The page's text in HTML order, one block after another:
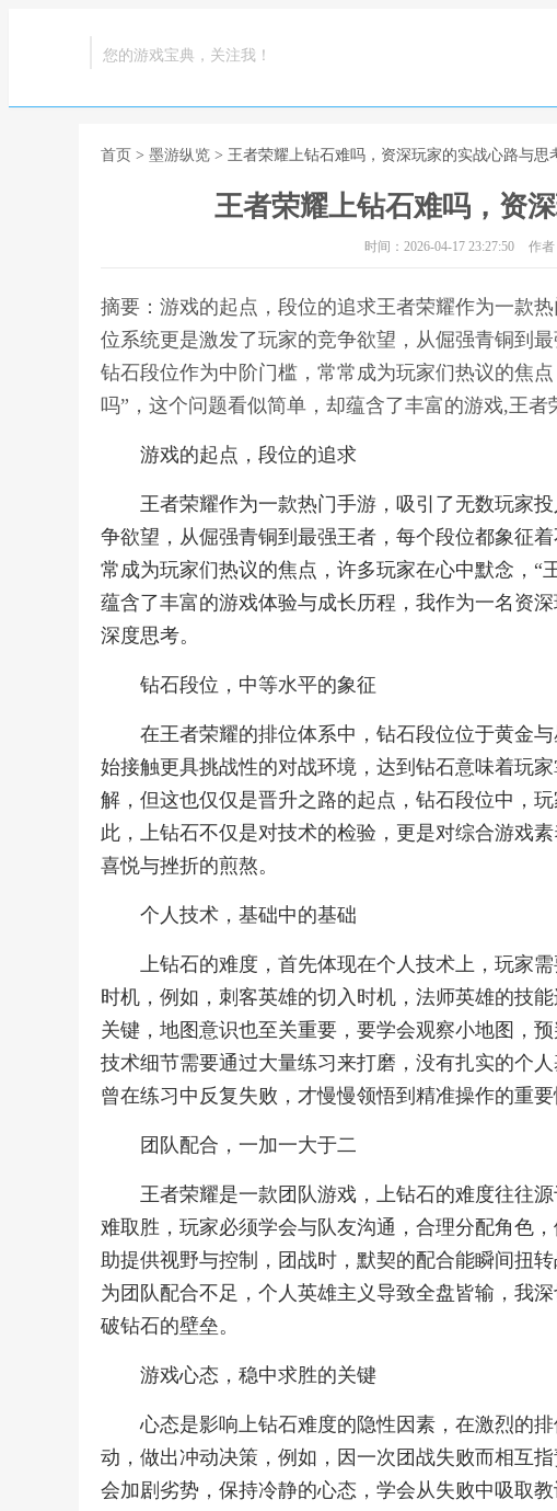
您的游戏宝典，关注我！
首页 > 墨游纵览 > 王者荣耀上钻石难吗，资深玩家的实战心路与思
王者荣耀上钻石难吗，资
时间：2026-04-17 23:27:50 作者
摘要：游戏的起点，段位的追求王者荣耀作为一款
位系统更是激发了玩家的竞争欲望，从倔强青铜到
钻石段位作为中阶门槛，常常成为玩家们热议的焦
吗”，这个问题看似简单，却蕴含了丰富的游戏,王
游戏的起点，段位的追求
王者荣耀作为一款热门手游，吸引了无数玩家
争欲望，从倔强青铜到最强王者，每个段位都象征
常成为玩家们热议的焦点，许多玩家在心中默念，“
蕴含了丰富的游戏体验与成长历程，我作为一名资
深度思考。
钻石段位，中等水平的象征
在王者荣耀的排位体系中，钻石段位位于黄金
始接触更具挑战性的对战环境，达到钻石意味着玩
解，但这也仅仅是晋升之路的起点，钻石段位中，
此，上钻石不仅是对技术的检验，更是对综合游戏
喜悦与挫折的煎熬。
个人技术，基础中的基础
上钻石的难度，首先体现在个人技术上，玩家
时机，例如，刺客英雄的切入时机，法师英雄的技
关键，地图意识也至关重要，要学会观察小地图，
技术细节需要通过大量练习来打磨，没有扎实的个
曾在练习中反复失败，才慢慢领悟到精准操作的重要
团队配合，一加一大于二
王者荣耀是一款团队游戏，上钻石的难度往往
难取胜，玩家必须学会与队友沟通，合理分配角色
助提供视野与控制，团战时，默契的配合能瞬间扭
为团队配合不足，个人英雄主义导致全盘皆输，我
破钻石的壁垒。
游戏心态，稳中求胜的关键
心态是影响上钻石难度的隐性因素，在激烈的
动，做出冲动决策，例如，因一次团战失败而相互
会加剧劣势，保持冷静的心态，学会从失败中吸取